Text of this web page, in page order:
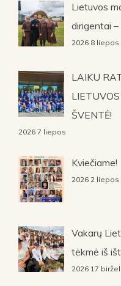
Lietuvos
dirigentai
2026 8 liepos
LAIKU
ŠVENTĖ!
2026 7 liepos
Kviečiame!
2026 2 liepos
Vakarų
tėkmė iš
2026 17